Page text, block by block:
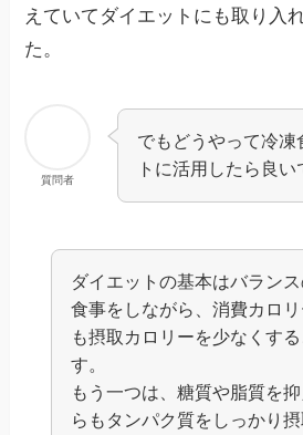
えていてダイエットにも取り入
た。
質問者
でもどうやって冷凍
トに活用したら良い
ダイエットの基本はバラン
食事をしながら、消費カロリ
も摂取カロリーを少なくす
す。
もう一つは、糖質や脂質を
らもタンパク質をしっかり